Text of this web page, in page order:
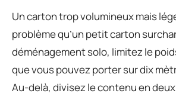
Un carton trop volumineux mais
problème qu’un petit carton
déménagement solo, limitez le
que vous pouvez porter sur dix
Au-delà, divisez le contenu en